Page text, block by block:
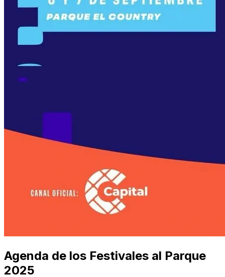
Agenda de los Festivales al Parque
2025